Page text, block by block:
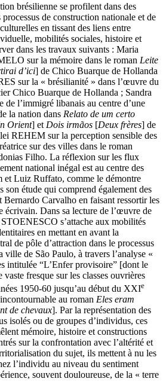
brésilienne se profilent dans des
de construction nationale et de
en tissant des liens entre
mobilités sociales, histoire et
dans les travaux suivants : Maria
sur la mémoire dans le roman Leite
d’ici] de Chico Buarque de Hollanda
sur la « brésilianité » dans l’œuvre du
Chico Buarque de Hollanda ; Sandra
l’immigré libanais au centre d’une
la nation dans Relato de um certo
Orient] et Dois irmãos [Deux frères] de
REHEM sur la perception sensible des
sur des villes dans le roman
Filho. La réflexion sur les flux
national inégal est au centre des
Luiz Ruffato, comme le démontre
étude qui comprend également des
Carvalho en faisant ressortir les
écrivain. Dans sa lecture de l’œuvre de
s’attache aux mobilités
en mettant en avant la
de pôle d’attraction dans le processus
ville de São Paulo, à travers l’analyse «
intitulée “L’Enfer provisoire” [dont le
fresque sur les classes ouvrières
1950-60 jusqu’au début du XXIe
au roman Eles eram
de chevaux]. Par la représentation des
isolés ou de groupes d’individus, ces
mémoire, histoire et constructions
sur la confrontation avec l’altérité et
du sujet, ils mettent à nu les
l’individu au niveau du sentiment
souvent douloureuse, de la « terre